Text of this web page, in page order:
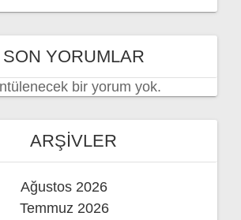
SON YORUMLAR
bir yorum yok.
ARŞIVLER
Ağustos 2026
Temmuz 2026